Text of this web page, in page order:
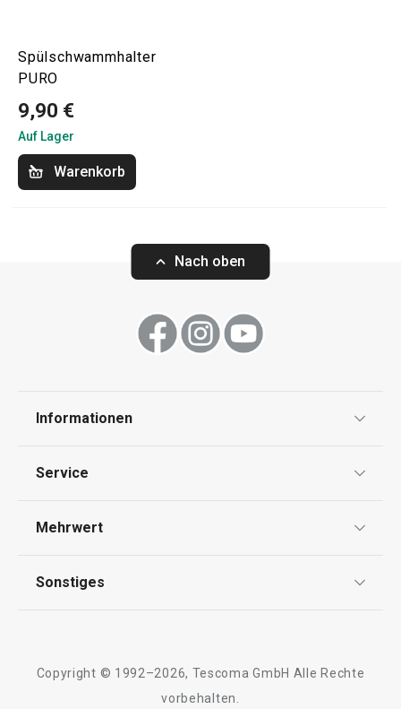
Spülschwammhalter
PURO
9,90 €
Auf Lager
Warenkorb
Nach oben
Informationen
Impressum
Service
Kontaktformular
Mehrwert
Qualität
Sonstiges
Copyright © 1992–2026, Tescoma GmbH Alle Rechte
vorbehalten.